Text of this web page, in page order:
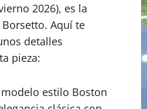
2026), es la
Aquí te
detalles
pieza:
estilo Boston